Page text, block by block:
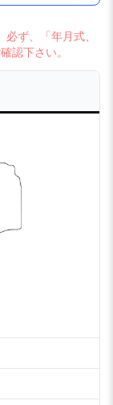
ず、「年月式、
認下さい。